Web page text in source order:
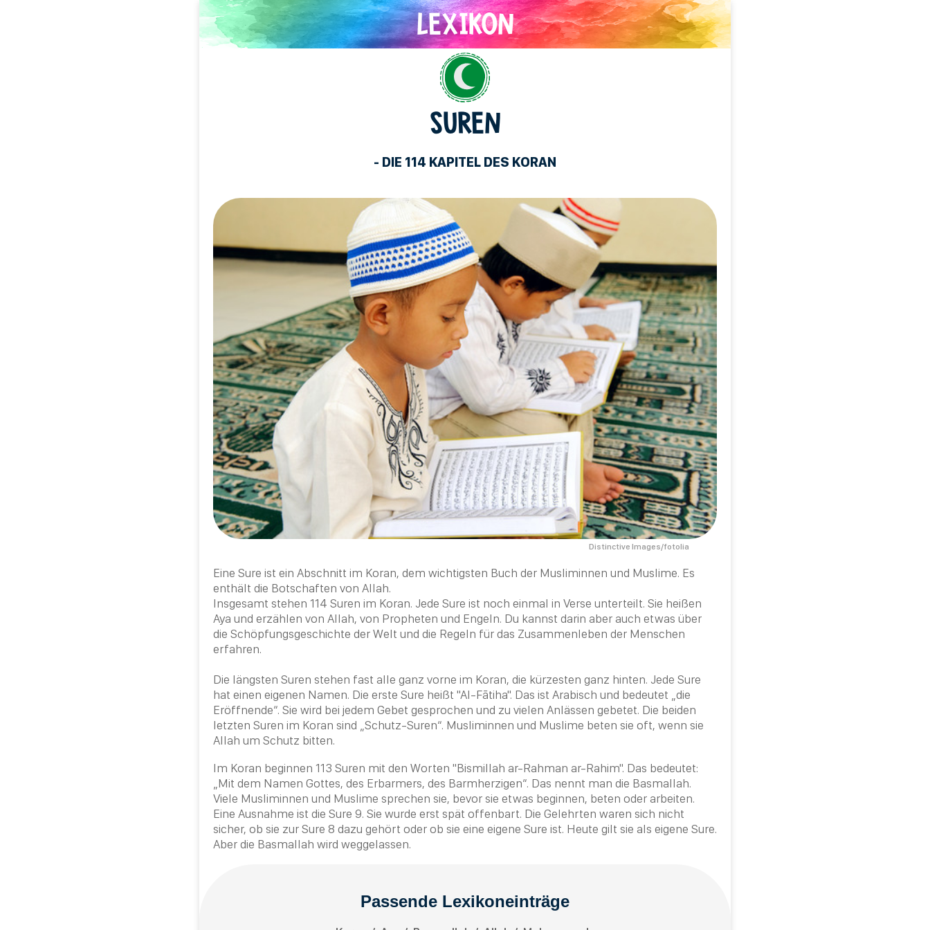
SUREN
- DIE 114 KAPITEL DES KORAN
Distinctive Images/fotolia
Eine Sure ist ein Abschnitt im Koran, dem wichtigsten Buch der Musliminnen und Muslime. Es
enthält die Botschaften von Allah.
Insgesamt stehen 114 Suren im Koran. Jede Sure ist noch einmal in Verse unterteilt. Sie heißen
Aya und erzählen von Allah, von Propheten und Engeln. Du kannst darin aber auch etwas über
die Schöpfungsgeschichte der Welt und die Regeln für das Zusammenleben der Menschen
erfahren.
Die längsten Suren stehen fast alle ganz vorne im Koran, die kürzesten ganz hinten. Jede Sure
hat einen eigenen Namen. Die erste Sure heißt "Al-Fātiha". Das ist Arabisch und bedeutet „die
Eröffnende“. Sie wird bei jedem Gebet gesprochen und zu vielen Anlässen gebetet. Die beiden
letzten Suren im Koran sind „Schutz-Suren“. Musliminnen und Muslime beten sie oft, wenn sie
Allah um Schutz bitten.
Im Koran beginnen 113 Suren mit den Worten "Bismillah ar-Rahman ar-Rahim". Das bedeutet:
„Mit dem Namen Gottes, des Erbarmers, des Barmherzigen“. Das nennt man die Basmallah.
Viele Musliminnen und Muslime sprechen sie, bevor sie etwas beginnen, beten oder arbeiten.
Eine Ausnahme ist die Sure 9. Sie wurde erst spät offenbart. Die Gelehrten waren sich nicht
sicher, ob sie zur Sure 8 dazu gehört oder ob sie eine eigene Sure ist. Heute gilt sie als eigene Sure.
Aber die Basmallah wird weggelassen.
Passende Lexikoneinträge